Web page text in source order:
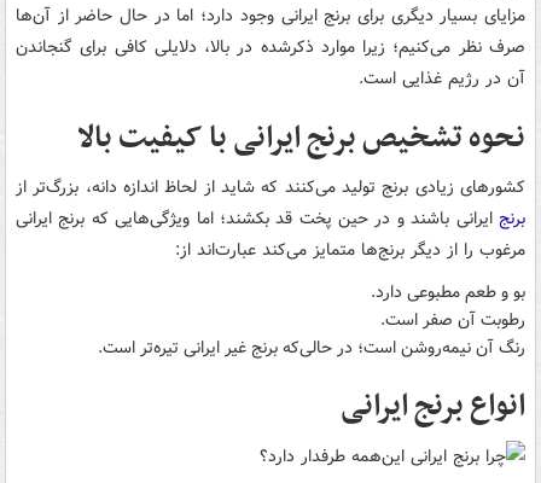
مزایای بسیار دیگری برای برنج ایرانی وجود دارد؛ اما در حال حاضر از آن‌ها
صرف ‌نظر می‌کنیم؛ زیرا موارد ذکرشده در بالا، دلایلی کافی برای گنجاندن
آن در رژیم غذایی است.
نحوه تشخیص برنج ایرانی با کیفیت بالا
کشورهای زیادی برنج تولید می‌کنند که شاید از لحاظ اندازه دانه، بزرگ‌تر از
برنج ایرانی باشند و در حین پخت قد بکشند؛ اما ویژگی‌هایی که برنج ایرانی
مرغوب را از دیگر برنج‌ها متمایز می‌کند عبارت‌اند از:
بو و طعم مطبوعی دارد.
رطوبت آن صفر است.
رنگ آن نیمه‌روشن است؛ در حالی‌که برنج غیر ایرانی تیره‌تر است.
انواع برنج ایرانی